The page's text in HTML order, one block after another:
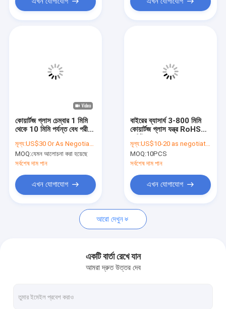
আমাদের সাথে যোগাযোগ
অপটিক্যাল কোয়ার্টজ গ্লাস
কোয়ার্টজ গ্লাস চেম্বার 1 মিমি
থেকে 10 মিমি পর্যন্ত বেধ পরীক্ষা
মূল্য:US$30 Or As Negotiated
MOQ:যেমন আলোচনা করা হয়েছে
সর্বশেষ দাম পান
এখন যোগাযোগ
বাইরের ব্যাসার্ধ 3-800 মিমি
কোয়ার্টজ গ্লাস যন্ত্র RoHS
মূল্য:US$10-20 as negotiated
MOQ:10PCS
সর্বশেষ দাম পান
এখন যোগাযোগ
আরো দেখুন
একটি বার্তা রেখে যান
আমরা দ্রুত উত্তর দেব